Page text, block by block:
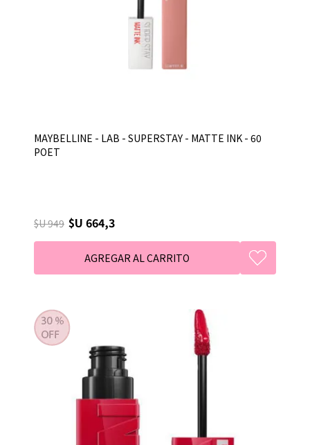
MAYBELLINE - LAB - SUPERSTAY - MATTE INK - 60
POET
$U 949 $U 664,3